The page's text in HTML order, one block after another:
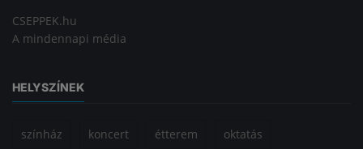
CSEPPEK.hu
A mindennapi média
HELYSZÍNEK
színház koncert étterem oktatás